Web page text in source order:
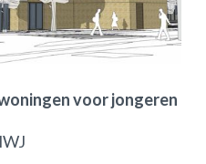
voor jongeren